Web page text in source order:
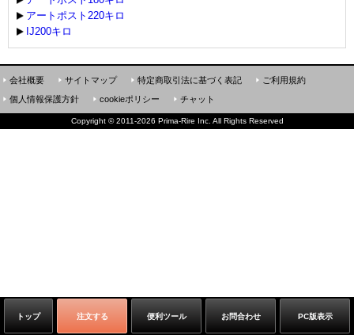
アートポスト220キロ
IJ200キロ
トップ 注文する 便利ツール お問合わせ PC版表示
会社概要 サイトマップ 特定商取引法に基づく表記
ご利用規約
個人情報保護方針
cookieポリシー チャット
Copyright ©2011-2026 Prima-Rire Inc. All Rights Reserved